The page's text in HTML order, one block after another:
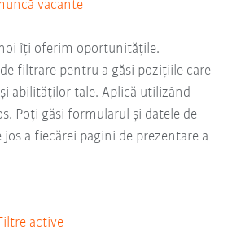
vacante
îți oferim oportunitățile.
filtrare pentru a găsi pozițiile care
abilităților tale. Aplică utilizând
Poți găsi formularul și datele de
a fiecărei pagini de prezentare a
active